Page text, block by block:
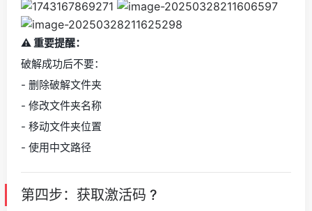
⚠️ 重要提醒：
破解成功后不要：
- 删除破解文件夹
- 修改文件夹名称
- 移动文件夹位置
- 使用中文路径
第四步：获取激活码 ?